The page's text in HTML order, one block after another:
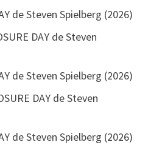
de Steven Spielberg (2026)
DAY de Steven
de Steven Spielberg (2026)
DAY de Steven
de Steven Spielberg (2026)